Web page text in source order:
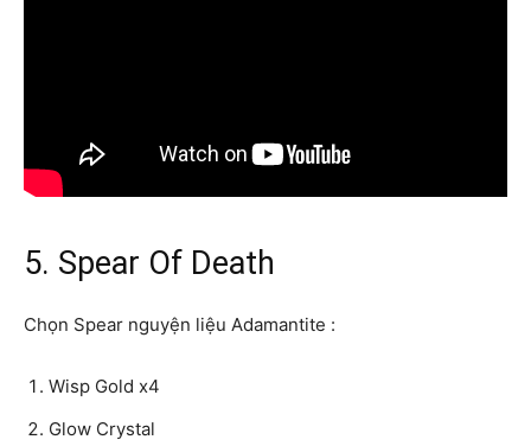
5. Spear Of Death
Chọn Spear nguyện liệu Adamantite :
Wisp Gold x4
Glow Crystal